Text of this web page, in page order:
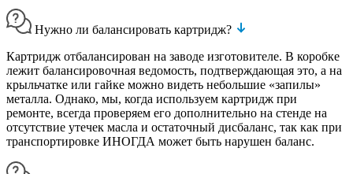
Нужно ли балансировать картридж?
Картридж отбалансирован на заводе изготовителе. В коробке
лежит балансировочная ведомость, подтверждающая это, а на
крыльчатке или гайке можно видеть небольшие «запилы»
металла. Однако, мы, когда используем картридж при
ремонте, всегда проверяем его дополнительно на стенде на
отсутствие утечек масла и остаточный дисбаланс, так как при
транспортировке ИНОГДА может быть нарушен баланс.